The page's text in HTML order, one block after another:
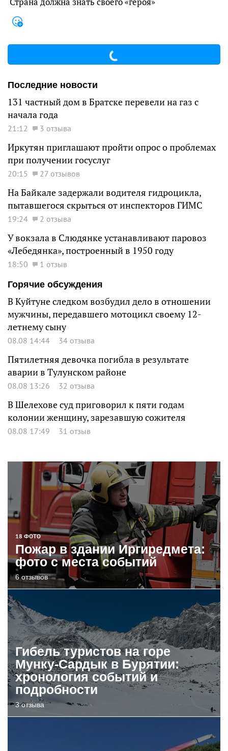
Последние новости
131 частный дом в Братске перевели на газ с
начала года
21:12 3 отзыва
Иркутян приглашают пройти опрос о проблемах
при получении госуслуг
20:15 27 отзывов
На Байкале задержали водителя гидроцикла,
пытавшегося скрыться от инспекторов ГИМС
19:24 2 отзыва
У вокзала в Слюдянке устанавливают паровоз
«Лебедянка», построенный в 1950 году
18:50
1 отзыв
Горячие обсуждения
В Куйтуне следком возбудил дело в отношении
мужчины, передавшего мотоцикл своему 12-
летнему сыну
08.08 14:44 34 отзыва
Пятилетняя девочка погибла в результате
аварии в Тулунском районе
08.08 13:26 32 отзыва
В Шелехове суд приговорил к пяти годам
колонии женщину, зарезавшую сожителя
08.08 17:49 31 отзыв
18 ФОТО
Пожар в здании Иргиредмета:
фото с места событий
6 отзывов
Гибель туристов на горе
Мунку-Сардык в Бурятии:
хронология событий и
подробности
3 отзыва